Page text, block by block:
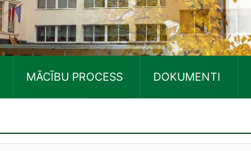
MĀCĪBU PROCESS DOKUMENTI